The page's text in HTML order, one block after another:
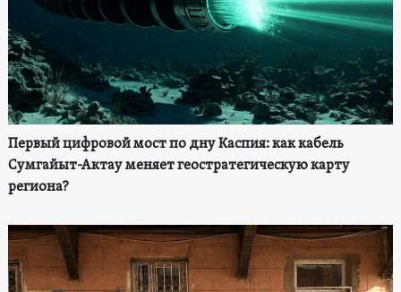
Первый цифровой мост по дну Каспия: как кабель
Сумгайыт-Актау меняет геостратегическую карту
региона?